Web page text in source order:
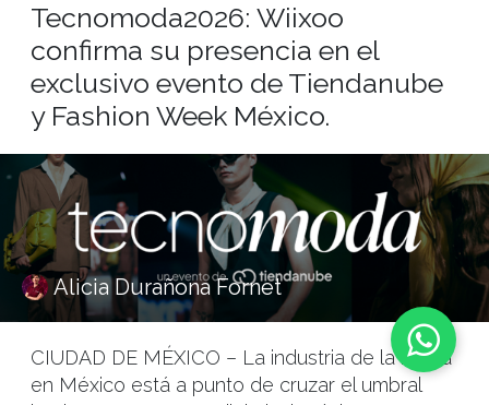
Tecnomoda2026: Wiixoo
confirma su presencia en el
exclusivo evento de Tiendanube
y Fashion Week México.
Alicia Durañona Fornet
CIUDAD DE MÉXICO – La industria de la moda
en México está a punto de cruzar el umbral